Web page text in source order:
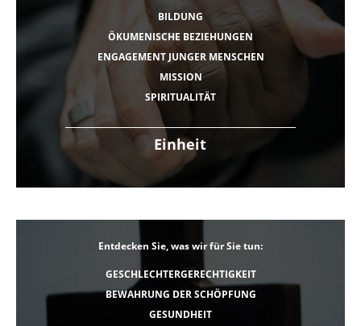
Einheit
BILDUNG
ÖKUMENISCHE BEZIEHUNGEN
ENGAGEMENT JUNGER MENSCHEN
MISSION
SPIRITUALITÄT
Entdecken Sie, was wir für Sie tun:
GESCHLECHTERGERECHTIGKEIT
BEWAHRUNG DER SCHÖPFUNG
GESUNDHEIT